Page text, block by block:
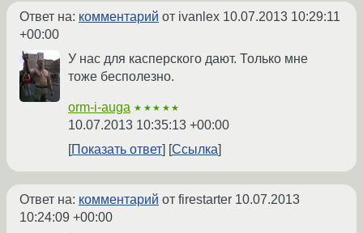
Ответ на: комментарий от ivanlex 10.07.2013 10:29:11
+00:00
У нас для касперского дают. Только мне
тоже бесполезно.
orm-i-auga ★★★★★
10.07.2013 10:35:13 +00:00
Показать ответ
Ссылка
Ответ на: комментарий от firestarter 10.07.2013
10:24:09 +00:00